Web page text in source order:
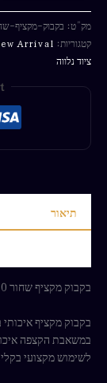
מק"ט: בקבוק-מקציף-שחור-
קטגוריות: Arrival
ציוד נלווה
תיאור
בקבוק מקציף שחור 220 מ”ל
במשאבת הקצפה
לשימוש מקצועי